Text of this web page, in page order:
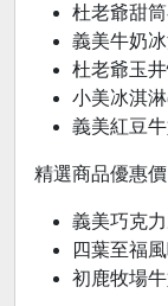
杜老爺甜
義美牛奶
杜老爺玉
小美冰淇
義美紅豆
精選商品優惠價
義美巧克
四葉至福
初鹿牧場